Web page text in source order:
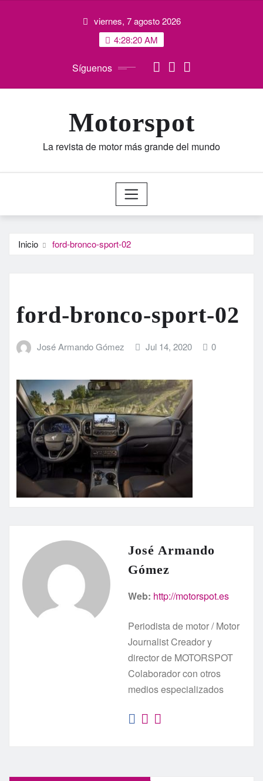
viernes, 7 agosto 2026
4:28:20 AM
Síguenos
Motorspot
La revista de motor más grande del mundo
Inicio ford-bronco-sport-02
ford-bronco-sport-02
José Armando Gómez Jul 14, 2020 0
José Armando
Gómez
Web: http://motorspot.es
Periodista de motor / Motor
Journalist Creador y
director de MOTORSPOT
Colaborador con otros
medios especializados